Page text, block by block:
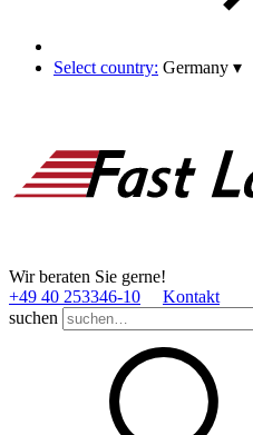
Select country: Germany ▾
Wir beraten Sie gerne!
+49 40 253346­-10
Kontakt
suchen